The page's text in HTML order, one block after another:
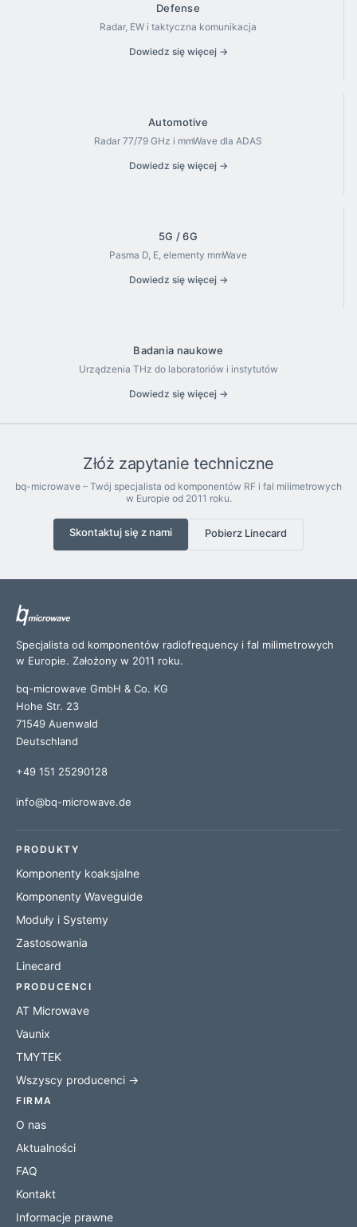
Defense
Radar, EW i taktyczna komunikacja
Dowiedz się więcej →
Automotive
Radar 77/79 GHz i mmWave dla ADAS
Dowiedz się więcej →
5G / 6G
Pasma D, E, elementy mmWave
Dowiedz się więcej →
Badania naukowe
Urządzenia THz do laboratoriów i instytutów
Dowiedz się więcej →
Złóż zapytanie techniczne
bq-microwave – Twój specjalista od komponentów RF i fal milimetrowych
w Europie od 2011 roku.
Skontaktuj się z nami Pobierz Linecard
Specjalista od komponentów radiofrequency i fal milimetrowych
w Europie. Założony w 2011 roku.
bq-microwave GmbH & Co. KG
Hohe Str. 23
71549 Auenwald
Deutschland
+49 151 25290128
info@bq-microwave.de
PRODUKTY
Komponenty koaksjalne
Komponenty Waveguide
Moduły i Systemy
Zastosowania
Linecard
PRODUCENCI
AT Microwave
Vaunix
TMYTEK
Wszyscy producenci →
FIRMA
O nas
Aktualności
FAQ
Kontakt
Informacje prawne